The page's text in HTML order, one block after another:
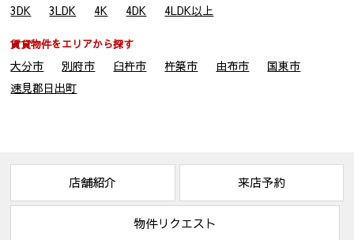
当社は下記のとおりお客様の個人情報を共同利用いたします。
なお、共同利用させていただくにあたっては、公正競争の確保
に十分配慮いたします。
〔共同して利用するお客様情報〕
〔共同利用する者の範囲〕
・株式会社マネージメント保証
・株式会社シティ開発
〔共同利用する者の利用目的〕
3DK
3LDK 4K 4DK 4LDK以上
賃貸物件をエリアから探す
大分市 別府市 臼杵市 杵築市 由布市
国東市
速見郡日出町
店舗紹介 来店予約
物件リクエスト